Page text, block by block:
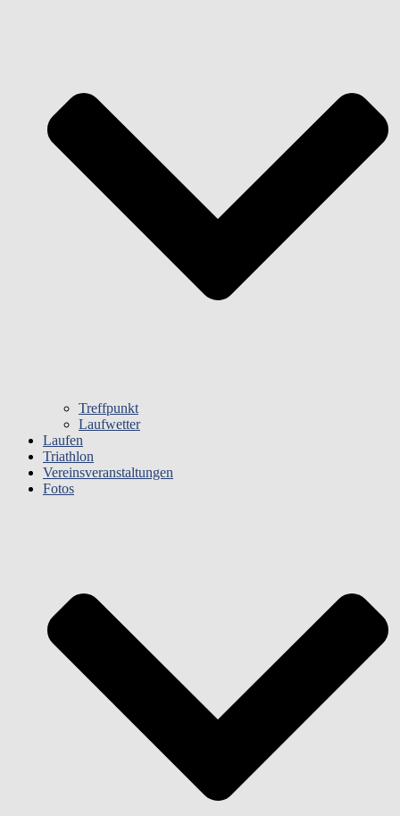
Treffpunkt
Laufwetter
Laufen
Triathlon
Vereinsveranstaltungen
Fotos